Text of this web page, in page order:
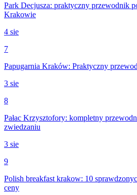
Park Decjusza: praktyczny przewodnik
Krakowie
4 sie
7
Papugarnia Kraków: Praktyczny
3 sie
8
Pałac Krzysztofory: kompletny
zwiedzaniu
3 sie
9
Polish breakfast krakow: 10
ceny